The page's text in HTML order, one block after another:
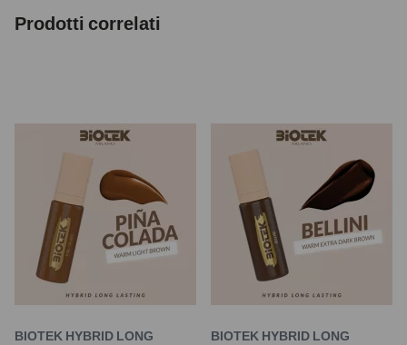
Prodotti correlati
BIOTEK HYBRID LONG
BIOTEK HYBRID LONG